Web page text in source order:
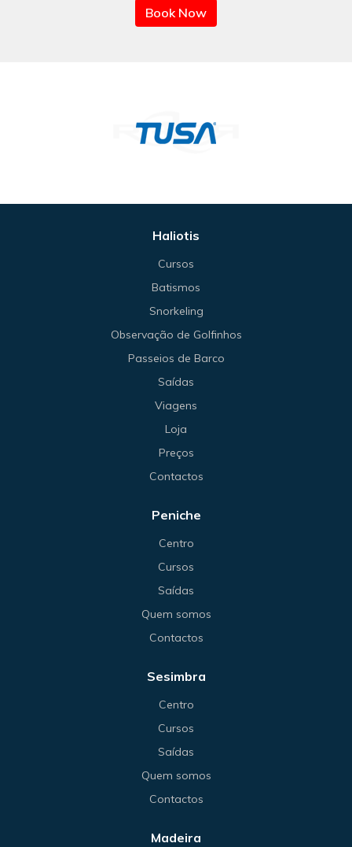
Book Now
Haliotis
Cursos
Batismos
Snorkeling
Observação de Golfinhos
Passeios de Barco
Saídas
Viagens
Loja
Preços
Contactos
Peniche
Centro
Cursos
Saídas
Quem somos
Contactos
Sesimbra
Centro
Cursos
Saídas
Quem somos
Contactos
Madeira